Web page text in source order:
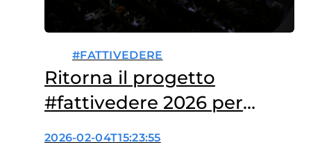
#FATTIVEDERE
Ritorna il progetto
#fattivedere 2026 per
parlare di cancro con gli
2026-02-04T15:23:55